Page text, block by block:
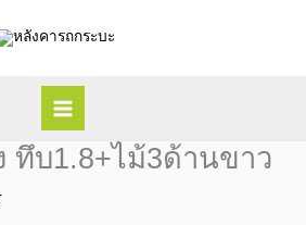
ทึบ1.8+ไม้3ด้านขาว